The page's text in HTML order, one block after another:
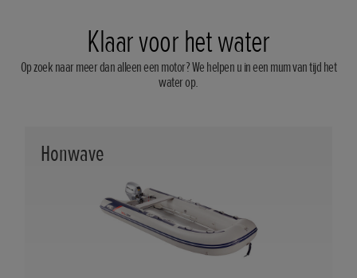
Klaar voor het water
Op zoek naar meer dan alleen een motor? We helpen u in een mum van tijd het
water op.
Honwave